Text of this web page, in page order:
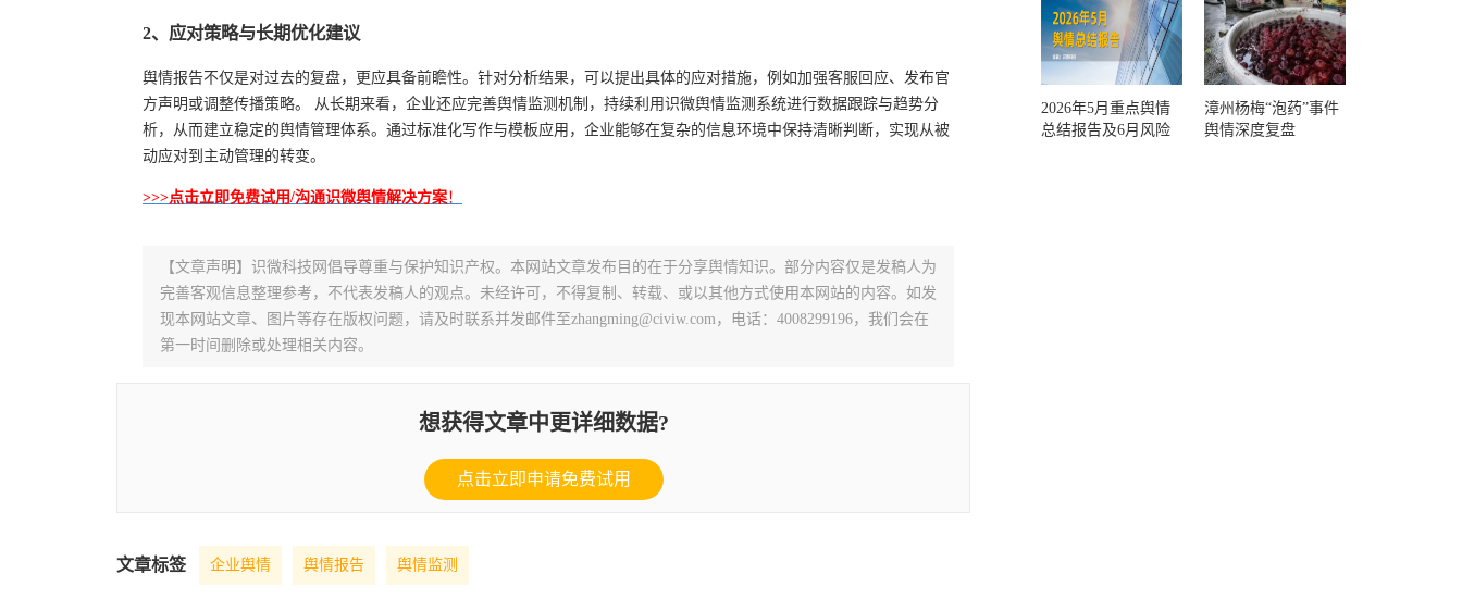
2、应对策略与长期优化建议
舆情报告不仅是对过去的复盘，更应具备前瞻性。针对分析结果，可以提出具体的应对措施，例如加强客服回应、发布官
方声明或调整传播策略。 从长期来看，企业还应完善舆情监测机制，持续利用识微舆情监测系统进行数据跟踪与趋势分
析，从而建立稳定的舆情管理体系。通过标准化写作与模板应用，企业能够在复杂的信息环境中保持清晰判断，实现从被
动应对到主动管理的转变。
>>>点击立即免费试用/沟通识微舆情解决方案！
【文章声明】识微科技网倡导尊重与保护知识产权。本网站文章发布目的在于分享舆情知识。部分内容仅是发稿人为
完善客观信息整理参考，不代表发稿人的观点。未经许可，不得复制、转载、或以其他方式使用本网站的内容。如发
现本网站文章、图片等存在版权问题，请及时联系并发邮件至zhangming@civiw.com，电话：4008299196，我们会在
第一时间删除或处理相关内容。
想获得文章中更详细数据?
点击立即申请免费试用
文章标签 企业舆情 舆情报告 舆情监测
2026年5月重点舆情
总结报告及6月风险
漳州杨梅“泡药”事件
舆情深度复盘